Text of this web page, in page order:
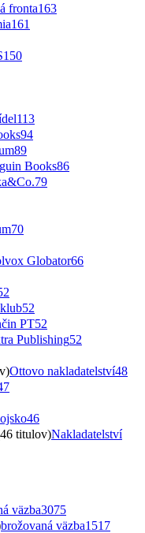
fronta163
161
150
113
94
89
Books86
79
70
Globator66
52
PT52
Publishing52
Ottovo nakladatelství48
46
titulov)Nakladatelství
väzba3075
brožovaná väzba1517